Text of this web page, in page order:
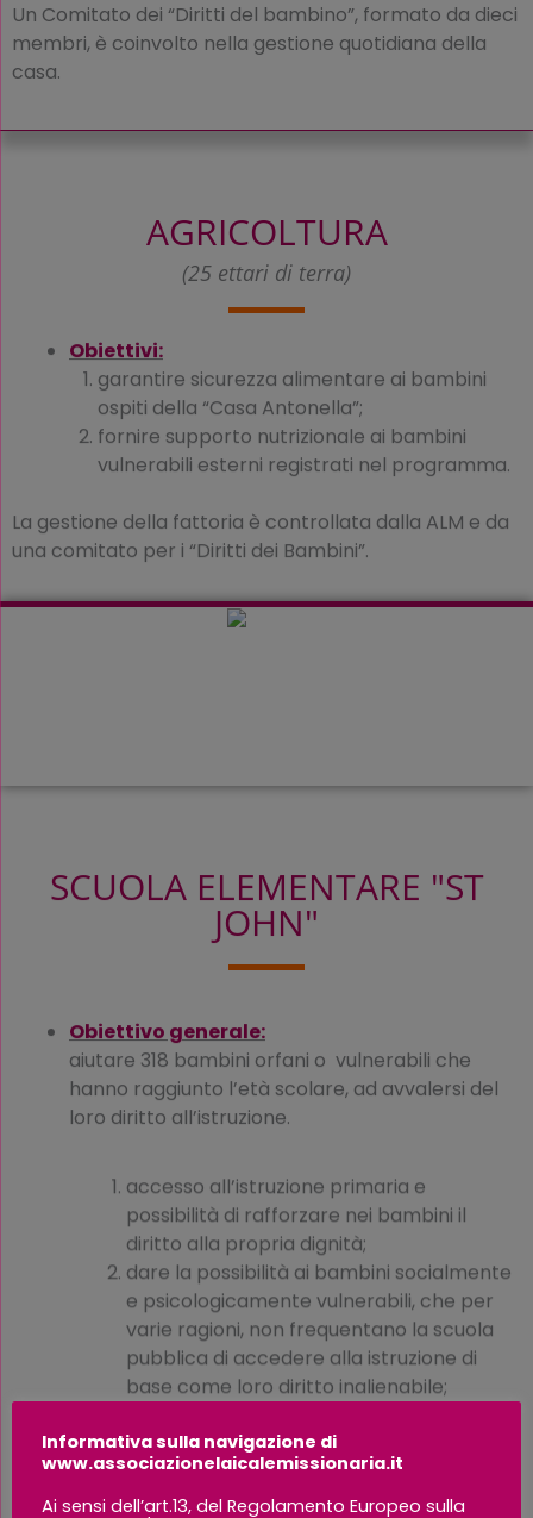
Un Comitato dei “Diritti del bambino”, formato da dieci
membri, è coinvolto nella gestione quotidiana della
casa.
AGRICOLTURA
(25 ettari di terra)
Obiettivi:
garantire sicurezza alimentare ai bambini
ospiti della “Casa Antonella”;
fornire supporto nutrizionale ai bambini
vulnerabili esterni registrati nel programma.
La gestione della fattoria è controllata dalla ALM e da
una comitato per i “Diritti dei Bambini”.
SCUOLA ELEMENTARE "ST
JOHN"
Obiettivo generale:
aiutare 318 bambini orfani o vulnerabili che
hanno raggiunto l’età scolare, ad avvalersi del
loro diritto all’istruzione.
accesso all’istruzione primaria e
possibilità di rafforzare nei bambini il
diritto alla propria dignità;
dare la possibilità ai bambini socialmente
e psicologicamente vulnerabili, che per
varie ragioni, non frequentano la scuola
pubblica di accedere alla istruzione di
base come loro diritto inalienabile;
a scuola a piedi da lontano, e aiutarli a non
perdere la scuola attraverso la
distribuzione di cibo tre volte a settimana;
Informativa sulla navigazione di
www.associazionelaicalemissionaria.it
Ai sensi dell’art.13, del Regolamento Europeo sulla